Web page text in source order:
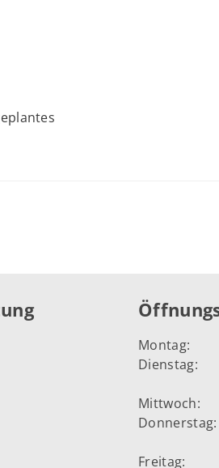
Montag:
Dienstag:
Mittwoch:
Donnerstag:
Freitag: